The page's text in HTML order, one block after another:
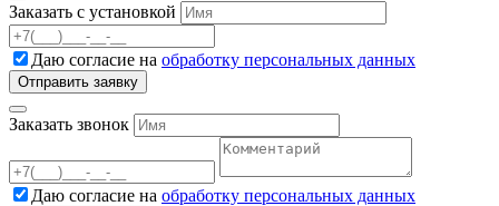
Заказать с установкой
Даю согласие на обработку персональных данных
Заказать звонок
Даю согласие на обработку персональных данных